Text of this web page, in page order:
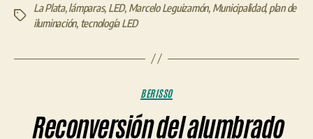
Etiquetas
La Plata,lámparas, LED, Marcelo Leguizamón, Municipalidad,plan de
iluminación, tecnología LED
Categorías
BERISSO
Reconversión del alumbrado